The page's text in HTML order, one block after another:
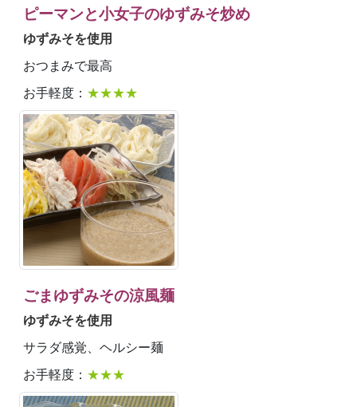
ピーマンと小女子のゆずみそ炒め
ゆずみそを使用
おつまみで最高
お手軽度： ★★★★
ごまゆずみその涼風麺
ゆずみそを使用
サラダ感覚、ヘルシー麺
お手軽度： ★★★